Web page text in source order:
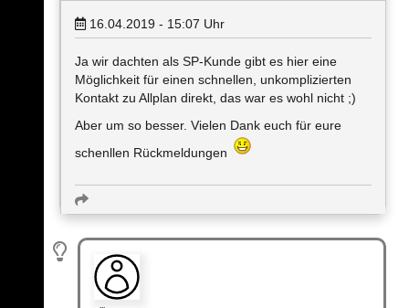
16.04.2019 - 15:07 Uhr
Ja wir dachten als SP-Kunde gibt es hier eine
Möglichkeit für einen schnellen, unkomplizierten
Kontakt zu Allplan direkt, das war es wohl nicht ;)
Aber um so besser. Vielen Dank euch für eure
schenllen Rückmeldungen